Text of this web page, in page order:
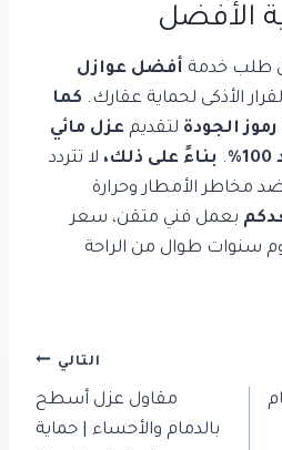
الأفضل
طلب خدمة أفضل عوازل
الأذكى لحماية عقارك. كما
الجودة لتقديم عزل مائي
. بناءً على ذلك، لا تتردد
مخاطر الأمطار وحرارة
بعمل فني متقن، سعر
سنوات طوال من الراحة
التالي
مقاول عزل أسطح
بالدمام والأحساء | حماية